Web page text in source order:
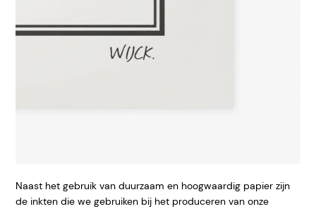
Naast het gebruik van duurzaam en hoogwaardig papier zijn
de inkten die we gebruiken bij het produceren van onze